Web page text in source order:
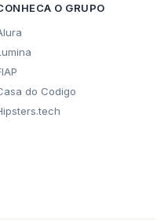
O GRUPO
do Codigo